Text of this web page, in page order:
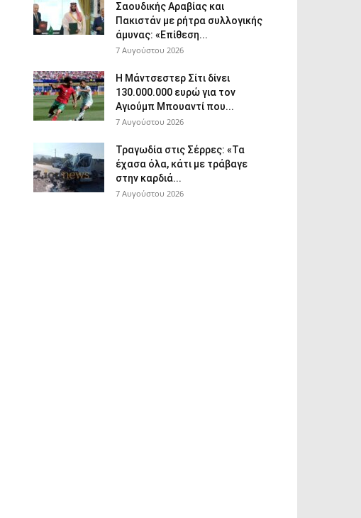
Σαουδικής Αραβίας και
Πακιστάν με ρήτρα συλλογικής
άμυνας: «Επίθεση...
7 Αυγούστου 2026
Η Μάντσεστερ Σίτι δίνει
130.000.000 ευρώ για τον
Αγιούμπ Μπουαντί που...
7 Αυγούστου 2026
Τραγωδία στις Σέρρες: «Τα
έχασα όλα, κάτι με τράβαγε
στην καρδιά...
7 Αυγούστου 2026